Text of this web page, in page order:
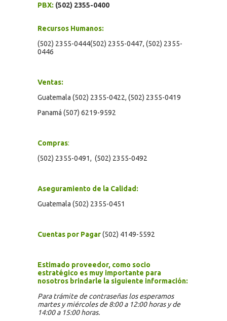
PBX: (502) 2355-0400
Recursos Humanos:
(502) 2355-0444(502) 2355-0447, (502) 2355-
0446
Ventas:
Guatemala (502) 2355-0422, (502) 2355-0419
Panamá (507) 6219-9592
Compras:
(502) 2355-0491, (502) 2355-0492
Aseguramiento de la Calidad:
Guatemala (502) 2355-0451
Cuentas por Pagar(502) 4149-5592
Estimado proveedor, como socio
estratégico es muy importante para
nosotros brindarle la siguiente información:
Para trámite de contraseñas los esperamos
martes y miércoles de 8:00 a 12:00 horas y de
14:00 a 15:00 horas.